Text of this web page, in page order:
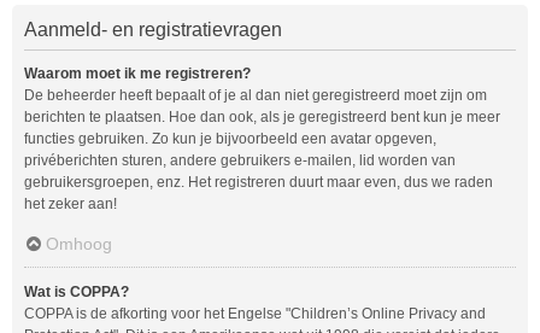
Aanmeld- en registratievragen
Waarom moet ik me registreren?
De beheerder heeft bepaalt of je al dan niet geregistreerd moet zijn om
berichten te plaatsen. Hoe dan ook, als je geregistreerd bent kun je meer
functies gebruiken. Zo kun je bijvoorbeeld een avatar opgeven,
privéberichten sturen, andere gebruikers e-mailen, lid worden van
gebruikersgroepen, enz. Het registreren duurt maar even, dus we raden
het zeker aan!
Omhoog
Wat is COPPA?
COPPA is de afkorting voor het Engelse "Children’s Online Privacy and